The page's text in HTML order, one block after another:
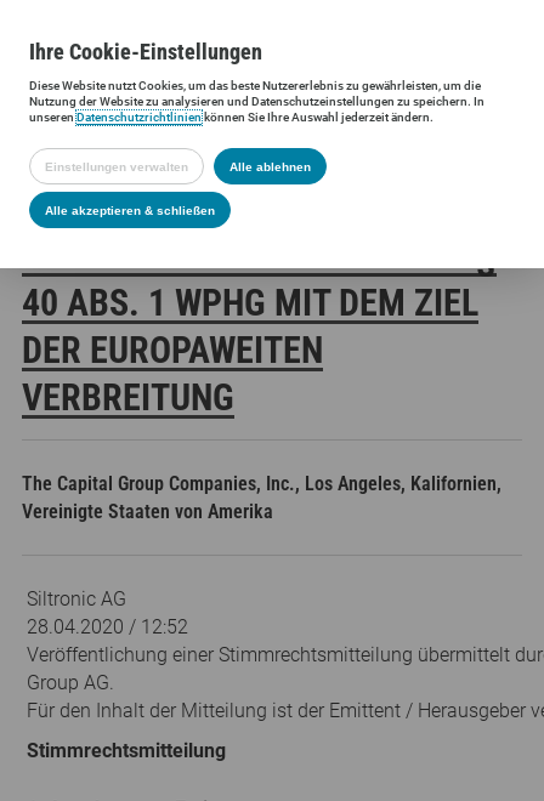
Siltronic AG Investoren Finanzmeldungen
SILTRONIC AG:
0 ABS. 1 WPHG MIT DEM ZIEL D
ER EUROPAWEITEN V
ERBREITUNG
The Capital Group Companies, Inc., Los Angeles, Kalifornien,
Vereinigte Staaten von Amerika
Siltronic AG
28.04.2020 / 12:52
Veröffentlichung einer Stimmrechtsmitteilung übermittelt
Group AG.
Für den Inhalt der Mitteilung ist der Emittent / Herausgeber
Stimmrechtsmitteilung
IhreCookie-Einstellungen
DieseWebsitenutzt Cookies, um das beste Nutzererlebnis zu gewährleisten, um die
Nutzung derWebsitezu analysieren und Datenschutzeinstellungen zu speichern. In
unserenDatenschutzrichtlinienkönnen Sie Ihre Auswahl jederzeit ändern.
Einstellungen verwalten Alle ablehnen
Alle akzeptieren & schließen